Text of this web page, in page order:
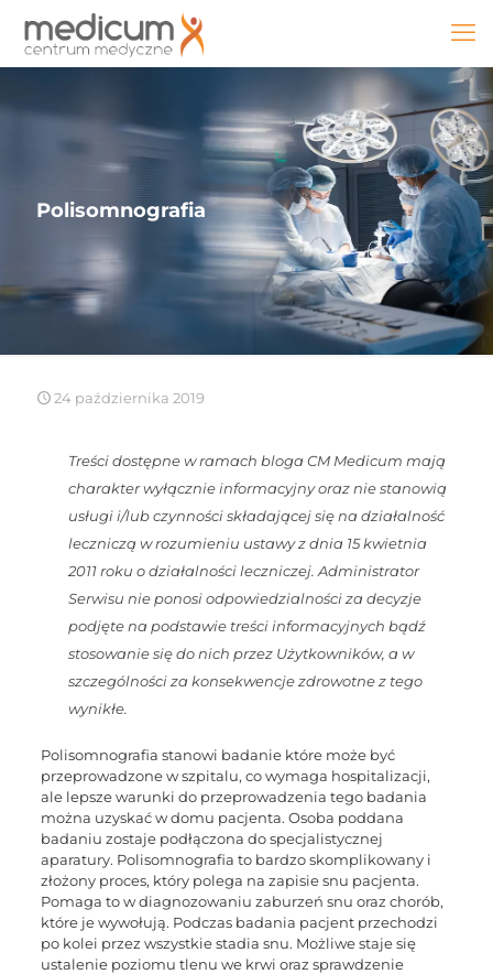
Polisomnografia
24 października 2019
Treści dostępne w ramach bloga CM Medicum mają
charakter wyłącznie informacyjny oraz nie stanowią
usługi i/lub czynności składającej się na działalność
leczniczą w rozumieniu ustawy z dnia 15 kwietnia
2011 roku o działalności leczniczej. Administrator
Serwisu nie ponosi odpowiedzialności za decyzje
podjęte na podstawie treści informacyjnych bądź
stosowanie się do nich przez Użytkowników, a w
szczególności za konsekwencje zdrowotne z tego
wynikłe.
Polisomnografia stanowi badanie które może być
przeprowadzone w szpitalu, co wymaga hospitalizacji,
ale lepsze warunki do przeprowadzenia tego badania
można uzyskać w domu pacjenta. Osoba poddana
badaniu zostaje podłączona do specjalistycznej
aparatury. Polisomnografia to bardzo skomplikowany i
złożony proces, który polega na zapisie snu pacjenta.
Pomaga to w diagnozowaniu zaburzeń snu oraz chorób,
które je wywołują. Podczas badania pacjent przechodzi
po kolei przez wszystkie stadia snu. Możliwe staje się
ustalenie poziomu tlenu we krwi oraz sprawdzenie